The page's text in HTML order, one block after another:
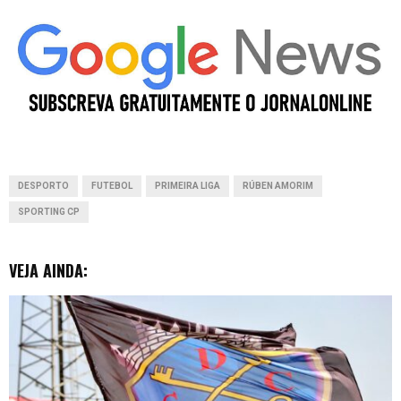
c
e
b
k
t
s
p
k
e
n
s
e
e
d
DESPORTO FUTEBOL PRIMEIRA LIGA RÚBEN AMORIM
SPORTING CP
VEJA AINDA: